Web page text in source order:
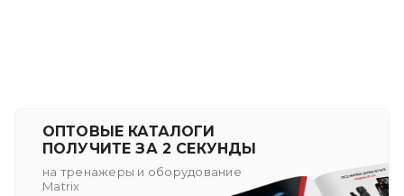
ОПТОВЫЕ КАТАЛОГИ
ПОЛУЧИТЕ ЗА 2 СЕКУНДЫ
на тренажеры и оборудование
Matrix